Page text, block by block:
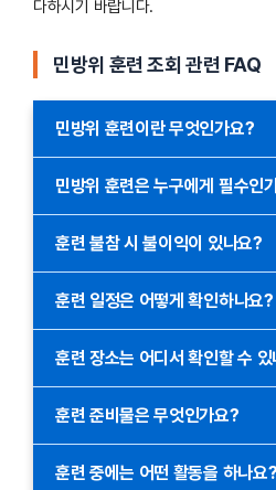
다하시기 바랍니다.
민방위 훈련 조회 관련 FAQ
민방위 훈련이란 무엇인가요?
대원이 참여하는 필수 훈련입니다. 이
능력을 향상시키고 안전 의식을 높입
민방위 훈련은 누구에게 필수인
대원으로 지정된 사람에게 필수입니
해당될 수 있습니다.
훈련 불참 시 불이익이 있나요?
부과될 수 있습니다. 또한, 대원으로서
기록이 남을 수 있습니다.
훈련 일정은 어떻게 확인하나요?
부서를 통해 확인할 수 있습니다. 가장
일정이 안내됩니다.
훈련 장소는 어디서 확인할 수
결정됩니다. 정부24 또는 알림톡에서
있습니다.
훈련 준비물은 무엇인가요?
특히, 지정된 훈련 장소에 정해진 시간
훈련 중에는 어떤 활동을 하나요?